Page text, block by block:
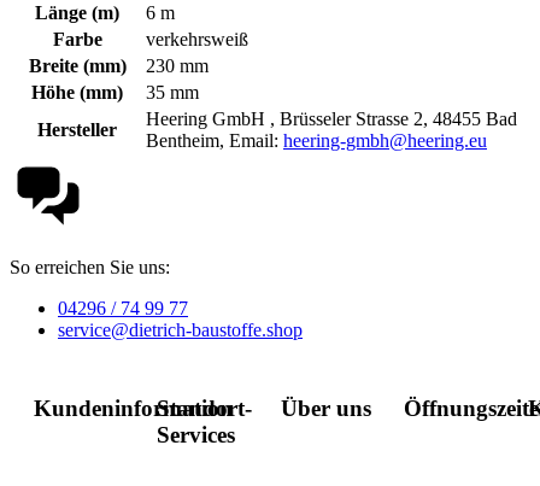
Länge (m)
6 m
Farbe
verkehrsweiß
Breite (mm)
230 mm
Höhe (mm)
35 mm
Hersteller
Heering GmbH , Brüsseler Strasse 2, 48455 Bad
Bentheim, Email: heering-gmbh@heering.eu
So erreichen Sie uns:
04296 / 74 99 77
service@dietrich-baustoffe.shop
Kundeninformation
Standort-
Services
Über uns